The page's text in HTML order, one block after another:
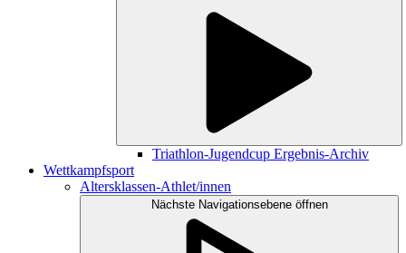
Triathlon-Jugendcup Ergebnis-Archiv
Wettkampfsport
Altersklassen-Athlet/innen
Nächste Navigationsebene öffnen